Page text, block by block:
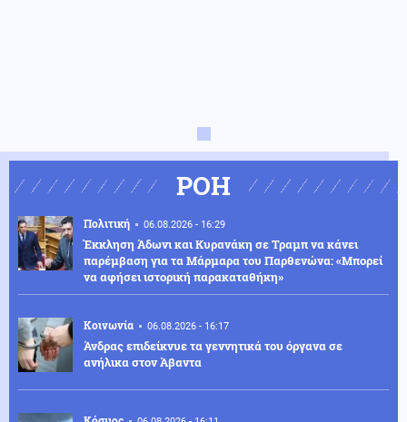
ΡΟΗ
Πολιτική 06.08.2026 - 16:29
Έκκληση Άδωνι και Κυρανάκη σε Τραμπ να κάνει
παρέμβαση για τα Μάρμαρα του Παρθενώνα: «Μπορεί
να αφήσει ιστορική παρακαταθήκη»
Κοινωνία 06.08.2026 - 16:17
Άνδρας επιδείκνυε τα γεννητικά του όργανα σε
ανήλικα στον Άβαντα